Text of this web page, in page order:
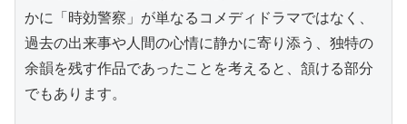
かに「時効警察」が単なるコメディドラマではなく、
過去の出来事や人間の心情に静かに寄り添う、独特の
余韻を残す作品であったことを考えると、頷ける部分
でもあります。